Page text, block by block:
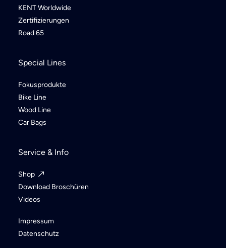
KENT Worldwide
Zertifizierungen
Road 65
Special Lines
Fokusprodukte
Bike Line
Wood Line
Car Bags
Service & Info
Shop
Download Broschüren
Videos
Impressum
Datenschutz